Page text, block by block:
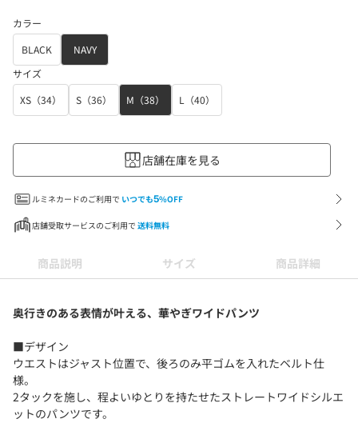
カラー
BLACK
NAVY
サイズ
XS（34）
S（36） M（38） L（40）
店舗在庫を見る
ルミネカードのご利用で いつでも5%OFF
店舗受取サービスのご利用で 送料無料
商品説明 サイズ 商品詳細
奥行きのある表情が叶える、華やぎワイドパンツ
■デザイン
ウエストはジャスト位置で、後ろのみ平ゴムを入れたベルト仕
様。
2タックを施し、程よいゆとりを持たせたストレートワイドシルエ
ットのパンツです。